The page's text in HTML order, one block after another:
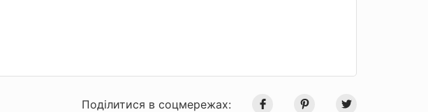
Поділитися в соцмережах: